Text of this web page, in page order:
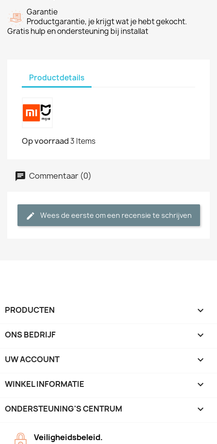
Garantie
Productgarantie, je krijgt wat je hebt gekocht.
Gratis hulp en ondersteuning bij installat
Productdetails
Op voorraad3 Items
Commentaar (0)
Wees de eerste om een recensie te schrijven
PRODUCTEN 
ONS BEDRIJF 
UW ACCOUNT 
WINKEL INFORMATIE keyboard_arrow_down
ONDERSTEUNING'S CENTRUM 
Veiligheidsbeleid.